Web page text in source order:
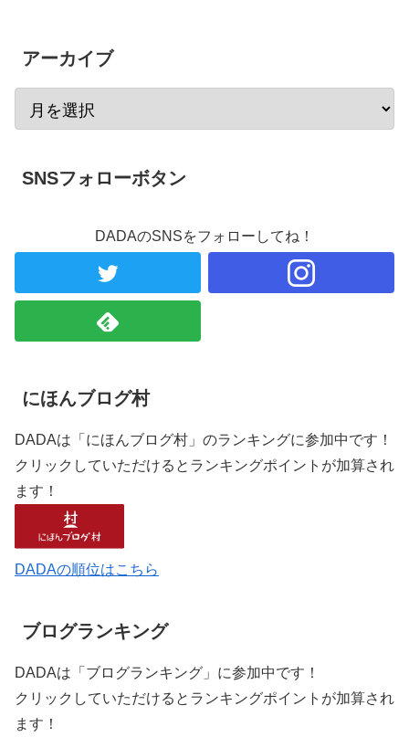
アーカイブ
SNSフォローボタン
DADAのSNSをフォローしてね！
にほんブログ村
DADAは「にほんブログ村」のランキングに参加中です！
クリックしていただけるとランキングポイントが加算され
ます！
DADAの順位はこちら
ブログランキング
DADAは「ブログランキング」に参加中です！
クリックしていただけるとランキングポイントが加算され
ます！